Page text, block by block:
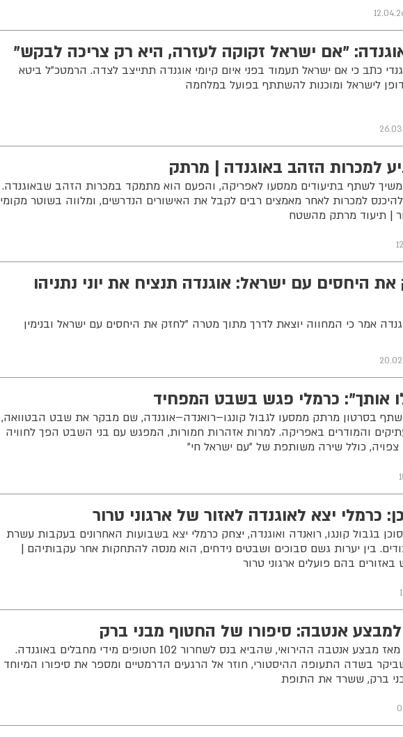
"אם ישראל זקוקה לעזרה, היא רק צריכה לבקש"
כתב כי אם ישראל תעמוד בפני איום קיומי אוגנדה תתייצב לצדה. הרמטכ"ל ביטא
לישראל ומוכנות להשתתף בפועל במלחמה
למכרות הזהב באוגנדה | מרתק
לשתף בתיעודים ממסעו לאפריקה, והפעם הוא מתמקד במכרות הזהב שבאוגנדה.
למכרות לאחר מאמצים רבים לקבל את האישורים הנדרשים, ומלווה בשוטר מקומי
| תיעוד מרתק מהשטח
את היחסים עם ישראל: אוגנדה תנציח את יוני נתניהו
אמר כי המחווה יוצאת לדרך מתוך מטרה "לחזק את היחסים עם ישראל ובנימין
אותך": כרמלי פגש בשבט המפחיד
בסרטון מרתק ממסעו לגבול קונגו–רואנדה–אוגנדה, שם מבקר את שבט הבטוואה,
והמודרים באפריקה. למרות אזהרות חמורות, המפגש עם בני השבט הפך לחוויה
כולל שירה משותפת של "עם ישראל חי"
כרמלי יצא לאוגנדה לאזור של ארגוני טרור
בגבול קונגו, רואנדה ואוגנדה, יצחק כרמלי יצא בשבועות האחרונים בעקבות עשרת
בין יערות גשם סבוכים ושבטים נידחים, הוא מנסה להתחקות אחר עקבותיהם |
בהם פועלים ארגוני טרור
49 שנה חלפו מאז מבצע אנטבה ההירואי, שהביא בנס לשחרור 102 חטופים מידי מחבלים באוגנדה.
בשדה התעופה ההיסטורי, חוזר אל הרגעים הדרמטיים ומספר את סיפורו המיוחד
ברק, ששרד את התופת